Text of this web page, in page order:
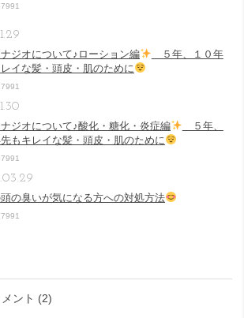
ジオについて♪ローション編
５年、１０年
イな髪・頭皮・肌のために
ジオについて♪酸化・糖化・炎症編
５年、
先もキレイな髪・頭皮・肌のために
の臭いが気になる方への対処方法
ント (2)